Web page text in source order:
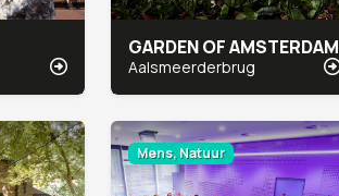
GARDEN OF AMSTERDAM
Aalsmeerderbrug
Mens, Natuur